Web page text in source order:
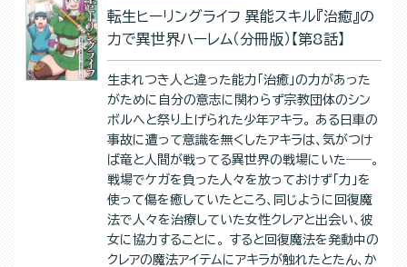
転生ヒーリングライフ 異能スキル『治癒』の
力で異世界ハーレム（分冊版）【第8話】
生まれつき人と違った能力「治癒」の力があった
がために自分の意志に関わらず宗教団体のシン
ボルへと祭り上げられた少年アキラ。 ある日車の
事故に遭って意識を無くしたアキラは、気がつけ
ば竜と人間が戦ってる異世界の戦場にいた――。
戦場でケガを負った人々を放っておけず「力」を
使って傷を癒していたところ、同じように回復魔
法で人々を治療していた女性クレアと出会い、彼
女に協力することに。 すると回復魔法を発動中の
クレアの魔法アイテムにアキラが触れたとたん、か